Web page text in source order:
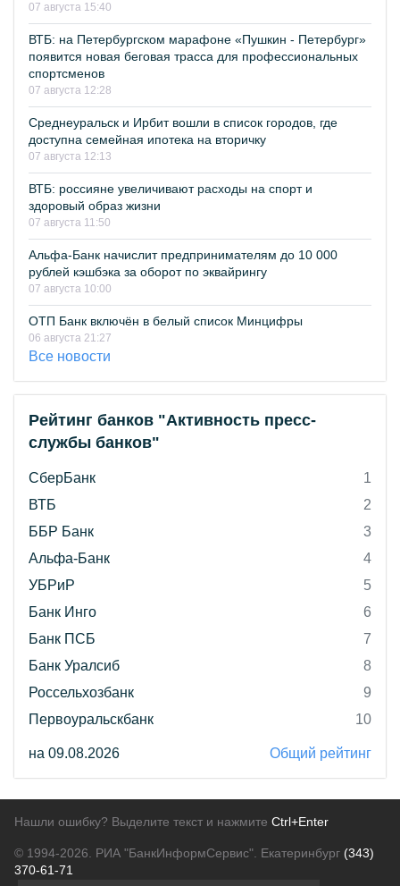
07 августа 15:40
ВТБ: на Петербургском марафоне «Пушкин - Петербург»
появится новая беговая трасса для профессиональных
спортсменов
07 августа 12:28
Среднеуральск и Ирбит вошли в список городов, где
доступна семейная ипотека на вторичку
07 августа 12:13
ВТБ: россияне увеличивают расходы на спорт и
здоровый образ жизни
07 августа 11:50
Альфа-Банк начислит предпринимателям до 10 000
рублей кэшбэка за оборот по эквайрингу
07 августа 10:00
ОТП Банк включён в белый список Минцифры
06 августа 21:27
Все новости
Рейтинг банков "Активность пресс-
службы банков"
СберБанк
1
ВТБ
2
ББР Банк
3
Альфа-Банк
4
УБРиР
5
Банк Инго
6
Банк ПСБ
7
Банк Уралсиб
8
Россельхозбанк
9
Первоуральскбанк
10
на 09.08.2026 Общий рейтинг
Нашли ошибку? Выделите текст и нажмите Ctrl+Enter
© 1994-2026. РИА "БанкИнформСервис". Екатеринбург (343)
370-61-71